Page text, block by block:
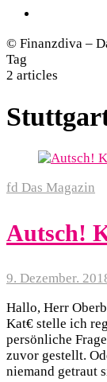
© Finanzdiva –
Tag
2 articles
fd Das Magazin
Autsch!
9. Dezember.
Hallo, Herr
Kat€ stelle ich
persönliche
zuvor gestellt.
niemand getraut